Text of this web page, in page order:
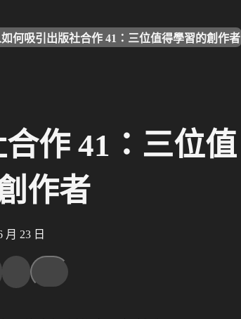
何吸引出版社合作 41：三位值得學習的創作者
作 41：三位值
作者
月 23 日